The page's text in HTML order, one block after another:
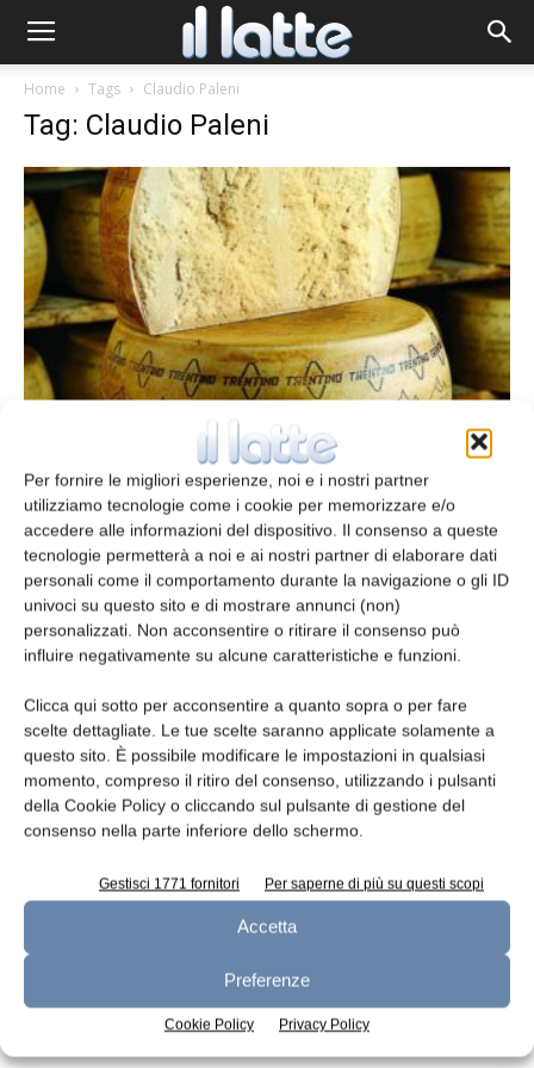
Per fornire le migliori esperienze, noi e i nostri partner
utilizziamo tecnologie come i cookie per memorizzare e/o
accedere alle informazioni del dispositivo. Il consenso a queste
tecnologie permetterà a noi e ai nostri partner di elaborare dati
personali come il comportamento durante la navigazione o gli ID
univoci su questo sito e di mostrare annunci (non)
personalizzati. Non acconsentire o ritirare il consenso può
influire negativamente su alcune caratteristiche e funzioni.
Clicca qui sotto per acconsentire a quanto sopra o per fare
scelte dettagliate. Le tue scelte saranno applicate solamente a
questo sito. È possibile modificare le impostazioni in qualsiasi
momento, compreso il ritiro del consenso, utilizzando i pulsanti
della Cookie Policy o cliccando sul pulsante di gestione del
consenso nella parte inferiore dello schermo.
Gestisci 1771 fornitori Per saperne di più su questi scopi
Accetta
Preferenze
Cookie Policy Privacy Policy
Home Tags Claudio Paleni
Tag: Claudio Paleni
Formaggi di montagna, valorizzazione
multifunzionale
Stefania Milanello 28 Gennaio 2014
Leggi la rivista
n.7 - Luglio 2026 n.6 - Giugno 2026